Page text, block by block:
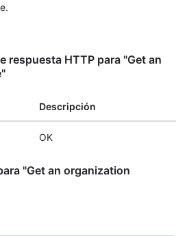
respuesta HTTP para "Get an
Descripción
OK
"Get an organization